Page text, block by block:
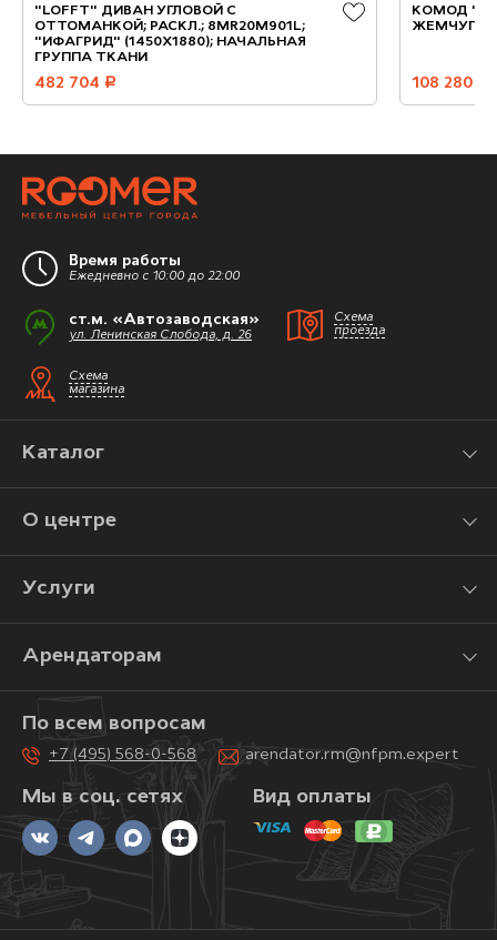
"LOFFT" ДИВАН УГЛОВОЙ С
ОТТОМАНКОЙ; РАСКЛ.; 8MR20M901L;
"ИФАГРИД" (1450Х1880); НАЧАЛЬНАЯ
ГРУППА ТКАНИ
482 704 руб.
КОМОД
ЖЕМЧУГ,
108 280
Время работы
Ежедневно с 10:00 до 22:00
ст.м. «Автозаводская»
ул. Ленинская Слобода, д. 26
Схема
проезда
Схема
магазина
Каталог
О центре
Услуги
Арендаторам
Мы в соц. сетях
По всем вопросам
+7 (495) 568-0-568 arendator.rm@nfpm.expert
Вид оплаты